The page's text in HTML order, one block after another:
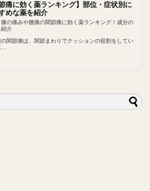
節痛に効く薬ランキング】部位・症状別に
めな薬を紹介
膝の痛みや腰痛の関節痛に効く薬ランキング！成分の
紹介
の関節痛は、関節まわりでクッションの役割をしてい